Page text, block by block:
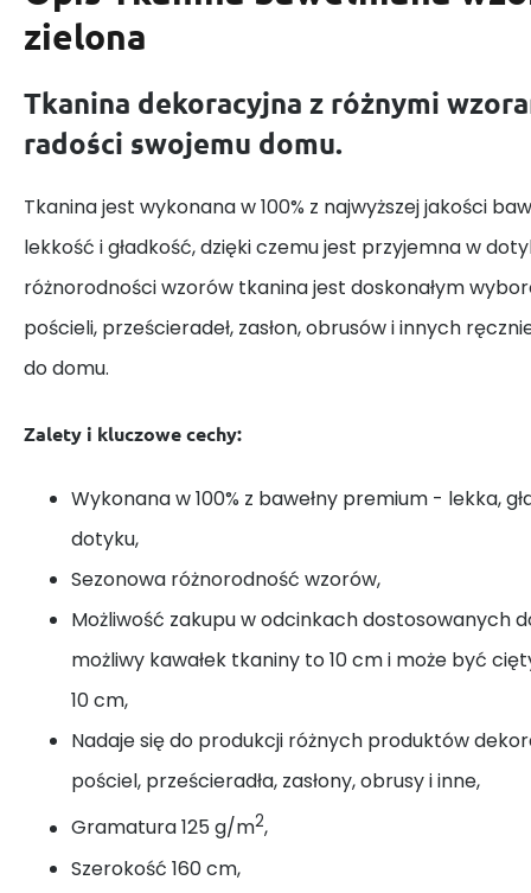
zielona
Tkanina dekoracyjna z różnymi
radości swojemu domu.
Tkanina jest wykonana w 100% z najwyższej jakości
lekkość i gładkość, dzięki czemu jest przyjemna w
różnorodności wzorów tkanina jest doskonałym
pościeli, prześcieradeł, zasłon, obrusów i innych
do domu.
Zalety i kluczowe cechy:
Wykonana w 100% z bawełny premium - lekka,
dotyku,
Sezonowa różnorodność wzorów,
Możliwość zakupu w odcinkach dostosowanych
możliwy kawałek tkaniny to 10 cm i może być
10 cm,
Nadaje się do produkcji różnych produktów
pościel, prześcieradła, zasłony, obrusy i inne,
Gramatura 125 g/m2,
Szerokość 160 cm,